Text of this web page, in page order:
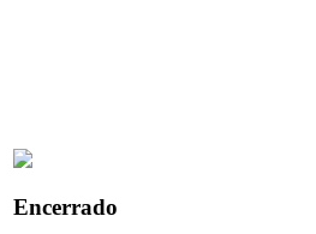
Encerrado